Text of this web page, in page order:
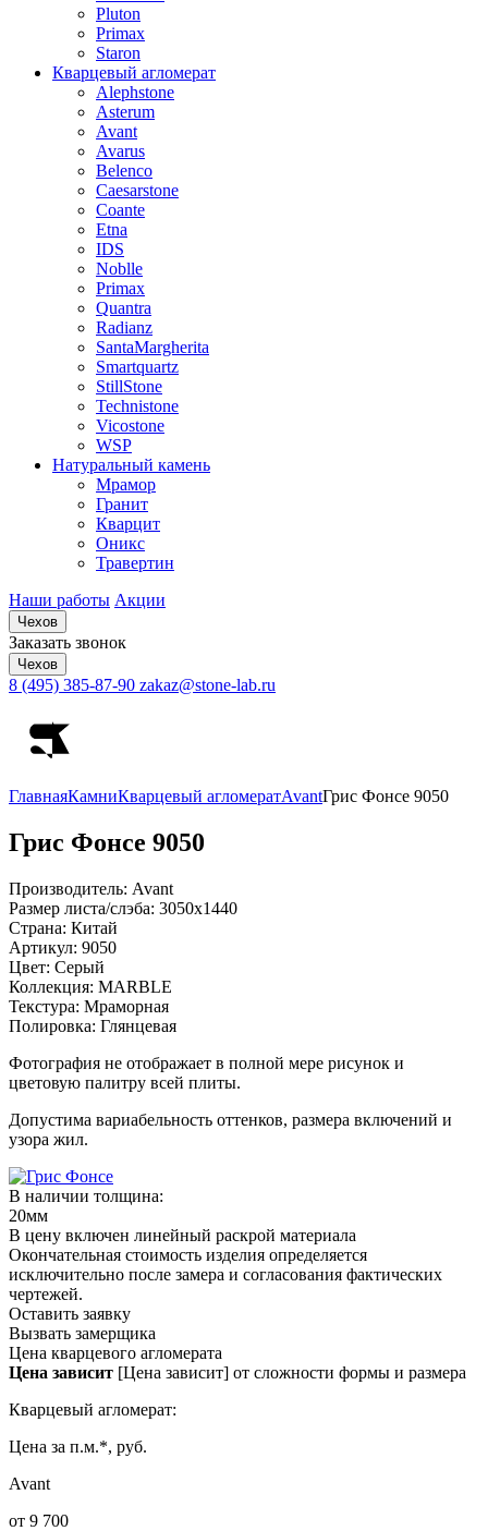
Pluton
Primax
Staron
Кварцевый агломерат
Alephstone
Asterum
Avant
Avarus
Belenco
Caesarstone
Coante
Etna
IDS
Noblle
Primax
Quantra
Radianz
SantaMargherita
Smartquartz
StillStone
Technistone
Vicostone
WSP
Натуральный камень
Мрамор
Гранит
Кварцит
Оникс
Травертин
Наши работы Акции
Чехов
Заказать звонок
Чехов
8 (495) 385-87-90 zakaz@stone-lab.ru
ГлавнаяКамниКварцевый агломератAvantГрис Фонсе 9050
Грис Фонсе 9050
Производитель: Avant
Размер листа/слэба: 3050х1440
Страна: Китай
Артикул: 9050
Цвет: Серый
Коллекция: MARBLE
Текстура: Мраморная
Полировка: Глянцевая
Фотография не отображает в полной мере рисунок и
цветовую палитру всей плиты.
Допустима вариабельность оттенков, размера включений и
узора жил.
В наличии толщина:
20мм
В цену включен линейный раскрой материала
Окончательная стоимость изделия определяется
исключительно после замера и согласования фактических
чертежей.
Оставить заявку
Вызвать замерщика
Цена кварцевого агломерата
Цена зависит [Цена зависит] от сложности формы и размера
Кварцевый агломерат:
Цена за п.м.*, руб.
Avant
от 9 700